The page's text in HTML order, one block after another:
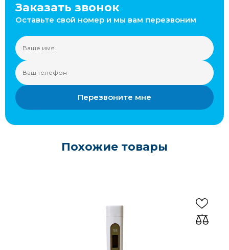
Заказать звонок
Оставьте свой номер и мы вам перезвоним
Перезвоните мне
Похожие товары